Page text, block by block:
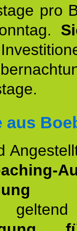
pro
aus